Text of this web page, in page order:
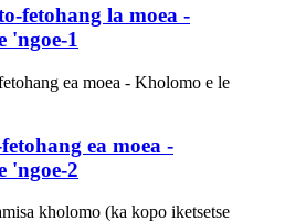
fetohang la moea -
'ngoe-1
ea moea -
'ngoe-2